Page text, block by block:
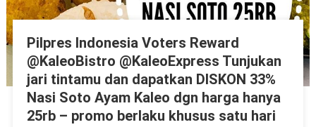
Pilpres Indonesia Voters Reward
@KaleoBistro @KaleoExpress Tunjukan
jari tintamu dan dapatkan DISKON 33%
Nasi Soto Ayam Kaleo dgn harga hanya
25rb – promo berlaku khusus satu hari